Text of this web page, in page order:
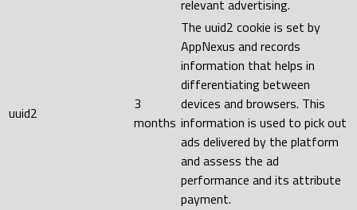
relevant advertising.
uuid2
3
months
The uuid2 cookie is set by
AppNexus and records
information that helps in
differentiating between
devices and browsers. This
information is used to pick out
ads delivered by the platform
and assess the ad
performance and its attribute
payment.